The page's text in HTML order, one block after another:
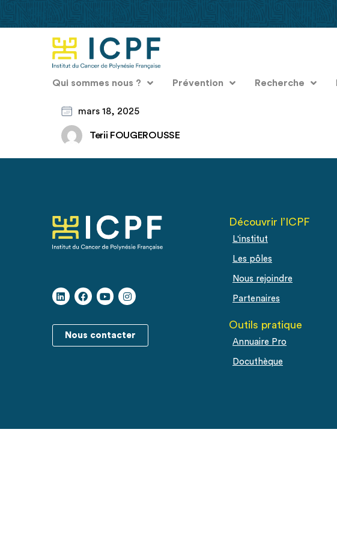
Qui sommes nous ? Prévention Recherche
mars 18, 2025
Terii FOUGEROUSSE
Nous contacter
Découvrir l’ICPF
L'institut
Les pôles
Nous rejoindre
Partenaires
Outils pratique
Annuaire Pro
Docuthèque